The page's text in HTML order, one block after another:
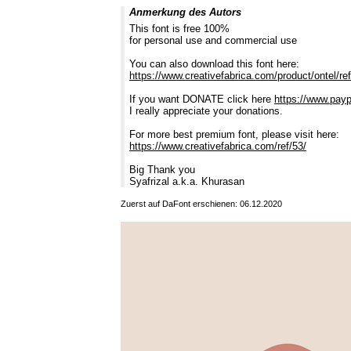
Anmerkung des Autors
This font is free 100%
for personal use and commercial use
You can also download this font here:
https://www.creativefabrica.com/product/ontel/
If you want DONATE click here https://
I really appreciate your donations.
For more best premium font, please visit here:
https://www.creativefabrica.com/ref/53/
Big Thank you
Syafrizal a.k.a. Khurasan
Zuerst auf DaFont erschienen: 06.12.2020